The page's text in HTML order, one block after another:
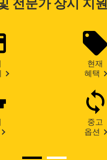
전문가 상시 지원
현재
혜택
중고
옵션